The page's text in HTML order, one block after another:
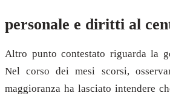
personale e diritti al
Altro punto contestato riguarda la
Nel corso dei mesi scorsi,
maggioranza ha lasciato intendere